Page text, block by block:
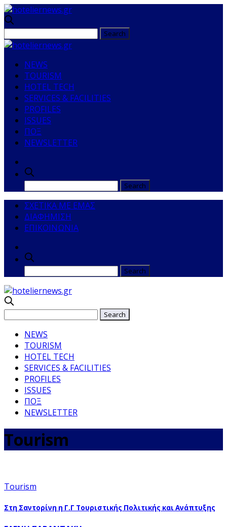
NEWS
TOURISM
HOTEL TECH
SERVICES & FACILITIES
PROFILES
ISSUES
ΠΟΞ
NEWSLETTER
ΣΧΕΤΙΚΑ ΜΕ ΕΜΑΣ
ΔΙΑΦΗΜΙΣΗ
ΕΠΙΚΟΙΝΩΝΙΑ
NEWS
TOURISM
HOTEL TECH
SERVICES & FACILITIES
PROFILES
ISSUES
ΠΟΞ
NEWSLETTER
Tourism
Tourism
Στη Σαντορίνη η Γ.Γ Τουριστικής Πολιτικής και Ανάπτυξης